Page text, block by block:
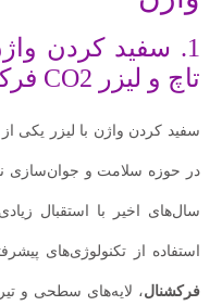
1. سفید کردن واژن
تاچ و لیزر CO2 فرکشنال)
سفید کردن واژن با لیزر یکی
در حوزه سلامت و جوان‌سازی
سال‌های اخیر با استقبال
استفاده از تکنولوژی‌های
فرکشنال، لایه‌های سطحی و